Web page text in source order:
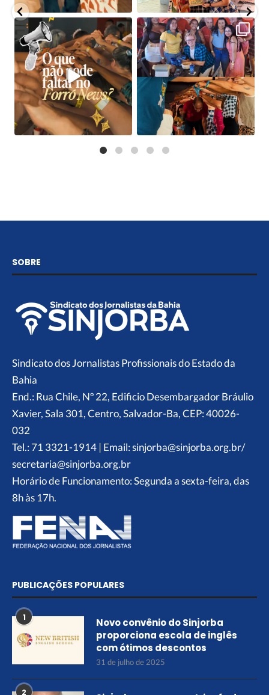
SOBRE
Sindicato dos Jornalistas Profissionais do Estado da
Bahia
End.: Rua Chile, Nº 22, Edificio Desembargador Bráulio
Xavier, Sala 301, Centro, Salvador-Ba, CEP: 40026-
032
Tel.: 71 3321-1914 | Email: sinjorba@sinjorba.org.br/
secretaria@sinjorba.org.br
Horário de Funcionamento: Segunda a sexta-feira, das
8h às 17h.
PUBLICAÇÕES POPULARES
1
Novo convênio do Sinjorba
proporciona escola de inglês
com ótimos descontos
31 de julho de 2025
2